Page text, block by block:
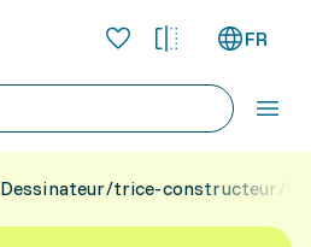
FR
Dessinateur/trice-constructeur/